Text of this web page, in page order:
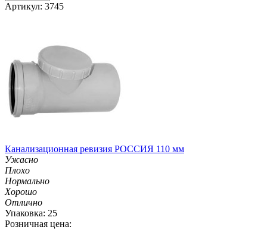
Артикул: 3745
Канализационная ревизия РОССИЯ 110 мм
Ужасно
Плохо
Нормально
Хорошо
Отлично
Упаковка: 25
Розничная цена: